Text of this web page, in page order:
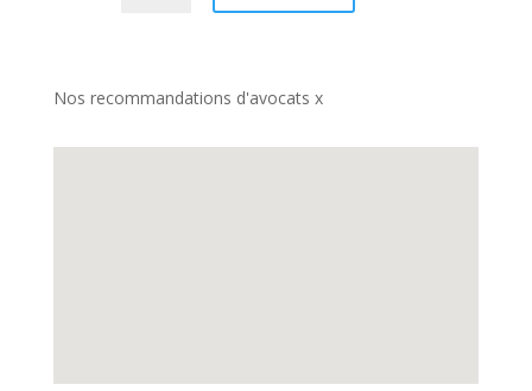
Nos recommandations d'avocats x